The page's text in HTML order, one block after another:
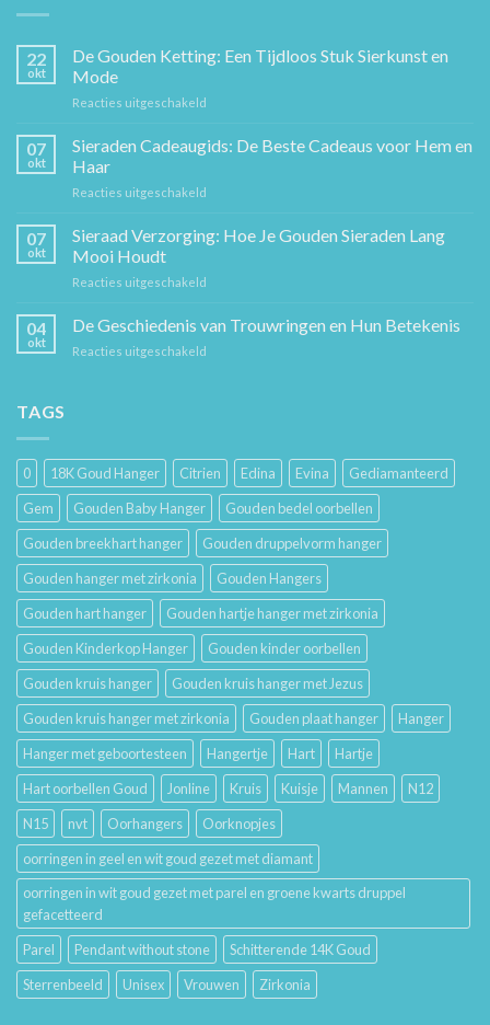
22
okt
De Gouden Ketting: Een Tijdloos Stuk Sierkunst en
Mode
Reacties uitgeschakeld
Gouden
Sierkunst
07
okt
Sieraden Cadeaugids: De Beste Cadeaus voor Hem en
Haar
Reacties uitgeschakeld
Cadeaugids:
De
Hem
07
okt
Sieraad Verzorging: Hoe Je Gouden Sieraden Lang
Mooi Houdt
Reacties uitgeschakeld
Verzorging:
04
okt
De Geschiedenis van Trouwringen en Hun Betekenis
Reacties uitgeschakeld
Hun
Betekenis
TAGS
0 18K Goud Hanger Citrien Edina Evina
Gediamanteerd
Gem
Gouden Baby Hanger
Gouden bedel oorbellen
Gouden breekhart hanger
Gouden druppelvorm hanger
Gouden hanger met zirkonia
Gouden Hangers
Gouden hart hanger
Gouden hartje hanger met zirkonia
Gouden Kinderkop Hanger
Gouden kinder oorbellen
Gouden kruis hanger
Gouden kruis hanger met Jezus
Gouden kruis hanger met zirkonia
Gouden plaat hanger
Hanger
Hanger met geboortesteen
Hangertje Hart
Hartje
Hart oorbellen Goud
Jonline Kruis Kuisje Mannen
N12
N15
nvt Oorhangers
Oorknopjes
oorringen in geel en wit goud gezet met diamant
oorringen in wit goud gezet met parel en groene kwarts druppel
gefacetteerd
Parel
Pendant without stone
Schitterende 14K Goud
Sterrenbeeld
Unisex Vrouwen Zirkonia